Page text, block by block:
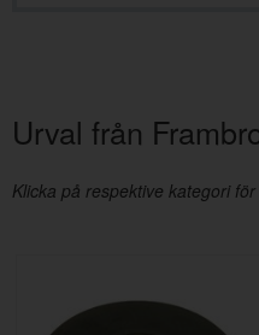
Urval från
Klicka på respektive kategori